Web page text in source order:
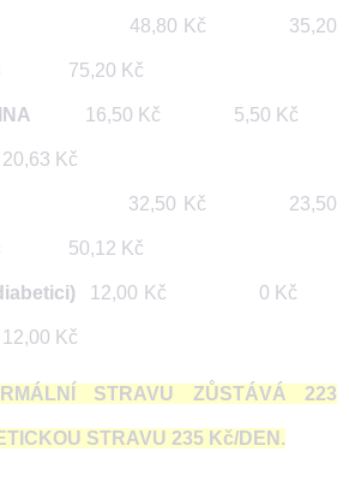
48,80 Kč 35,20
75,20 Kč
16,50 Kč 5,50 Kč
20,63 Kč
32,50 Kč 23,50
50,12 Kč
12,00 Kč 0 Kč
12,00 Kč
STRAVU ZŮSTÁVÁ 223
STRAVU 235 Kč/DEN.